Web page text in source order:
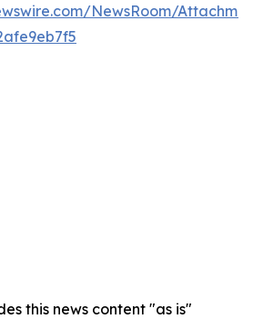
NewsRoom/
this news content "as is"